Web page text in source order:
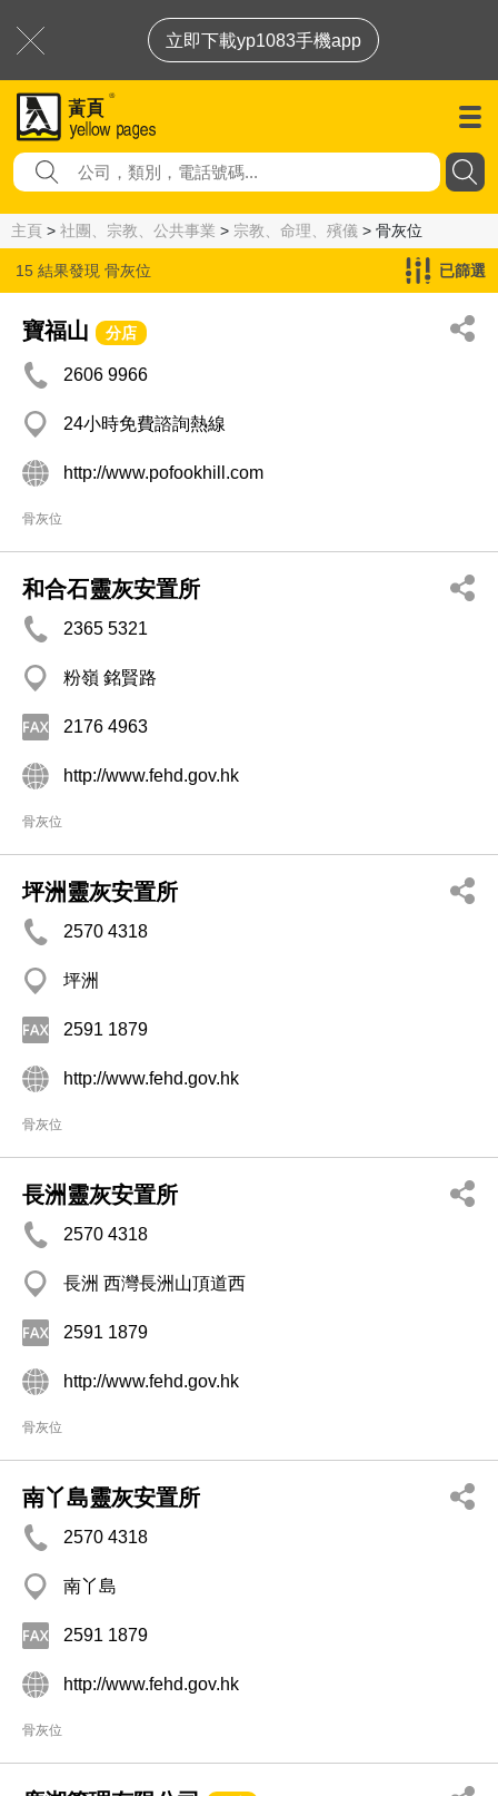
立即下載yp1083手機app
主頁 > 社團、宗教、公共事業 > 宗教、命理、殯儀 > 骨灰位
15 結果發現 骨灰位 已篩選
寶福山 分店
2606 9966
24小時免費諮詢熱線
http://www.pofookhill.com
骨灰位
和合石靈灰安置所
2365 5321
粉嶺 銘賢路
2176 4963
http://www.fehd.gov.hk
骨灰位
坪洲靈灰安置所
2570 4318
坪洲
2591 1879
http://www.fehd.gov.hk
骨灰位
長洲靈灰安置所
2570 4318
長洲 西灣長洲山頂道西
2591 1879
http://www.fehd.gov.hk
骨灰位
南丫島靈灰安置所
2570 4318
南丫島
2591 1879
http://www.fehd.gov.hk
骨灰位